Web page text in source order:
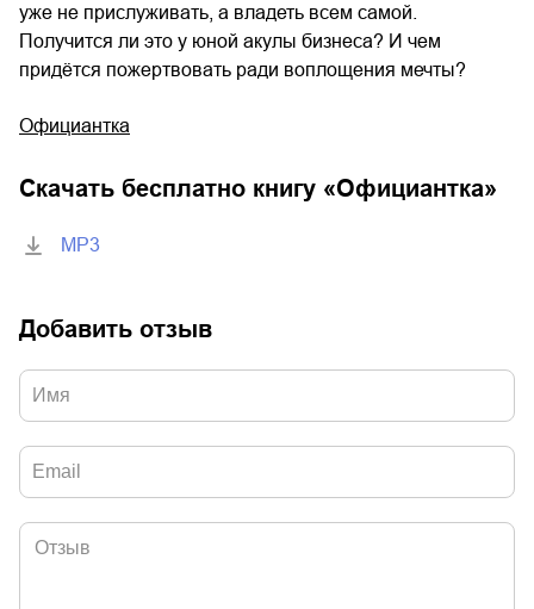
уже не прислуживать, а владеть всем самой.
Получится ли это у юной акулы бизнеса? И чем
придётся пожертвовать ради воплощения мечты?
Официантка
Скачать бесплатно книгу «Официантка»
MP3
Добавить отзыв